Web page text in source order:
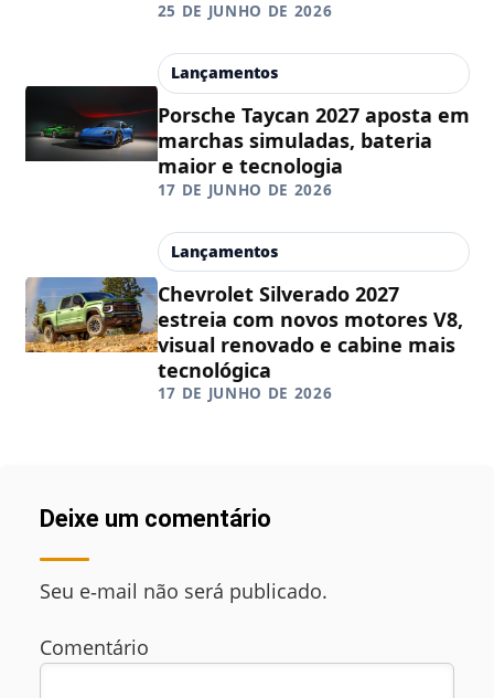
25 DE JUNHO DE 2026
Lançamentos
Porsche Taycan 2027 aposta em
marchas simuladas, bateria
maior e tecnologia
17 DE JUNHO DE 2026
Lançamentos
Chevrolet Silverado 2027
estreia com novos motores V8,
visual renovado e cabine mais
tecnológica
17 DE JUNHO DE 2026
Deixe um comentário
Seu e‑mail não será publicado.
Comentário